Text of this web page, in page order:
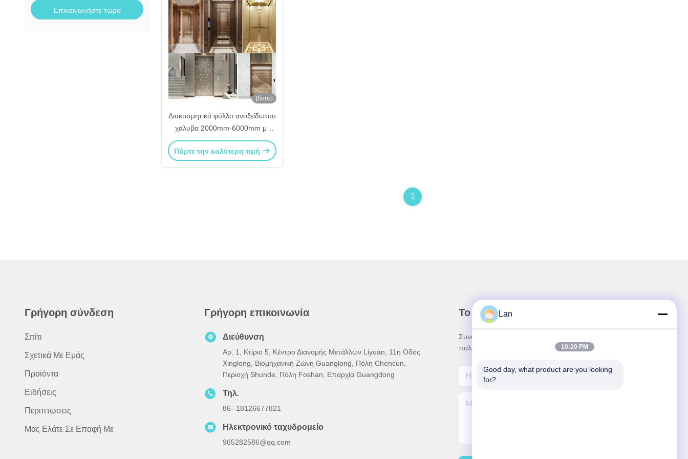
Επικοινωνήστε τώρα
βίντεο
Διακοσμητικό φύλλο ανοξείδωτου
χάλυβα 2000mm-6000mm με
χάραξη, αντιολισθητικό για
κουζίνα και μπάνιο
Πάρτε την καλύτερη τιμή
1
Γρήγορη σύνδεση
Σπίτι
Σχετικά Με Εμάς
Προϊόντα
Ειδήσεις
Περιπτώσεις
Μας Ελάτε Σε Επαφή Με
Γρήγορη επικοινωνία
Διεύθυνση
Αρ. 1, Κτίριο 5, Κέντρο Διανομής Μετάλλων Liyuan, 11η Οδός
Xinglong, Βιομηχανική Ζώνη Guanglong, Πόλη Chencun,
Περιοχή Shunde, Πόλη Foshan, Επαρχία Guangdong
Τηλ.
86--18126677821
Ηλεκτρονικό ταχυδρομείο
965282586@qq.com
Το Δελτίο Ενημέρωσης
Συνδρομηθείτε στο ενημερωτικό μας δελτίο για εκπτώσεις και
πολλά άλλα.
Lan
10:20 PM
Good day, what product are you looking
for?